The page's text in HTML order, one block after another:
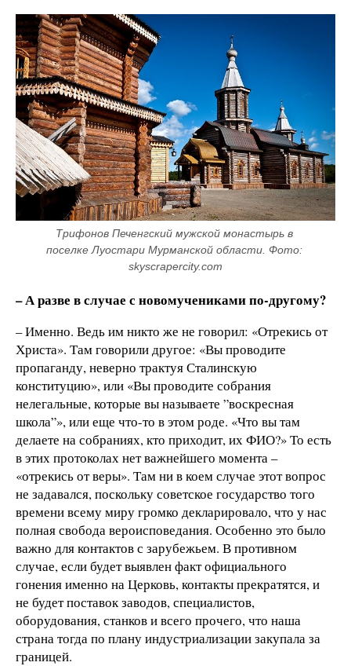
Трифонов Печенгский мужской монастырь в
поселке Луостари Мурманской области. Фото:
skyscrapercity.com
– А разве в случае с новомучениками по-другому?
– Именно. Ведь им никто же не говорил: «Отрекись от
Христа». Там говорили другое: «Вы проводите
пропаганду, неверно трактуя Сталинскую
конституцию», или «Вы проводите собрания
нелегальные, которые вы называете ”воскресная
школа”», или еще что-то в этом роде. «Что вы там
делаете на собраниях, кто приходит, их ФИО?» То есть
в этих протоколах нет важнейшего момента –
«отрекись от веры». Там ни в коем случае этот вопрос
не задавался, поскольку советское государство того
времени всему миру громко декларировало, что у нас
полная свобода вероисповедания. Особенно это было
важно для контактов с зарубежьем. В противном
случае, если будет выявлен факт официального
гонения именно на Церковь, контакты прекратятся, и
не будет поставок заводов, специалистов,
оборудования, станков и всего прочего, что наша
страна тогда по плану индустриализации закупала за
границей.